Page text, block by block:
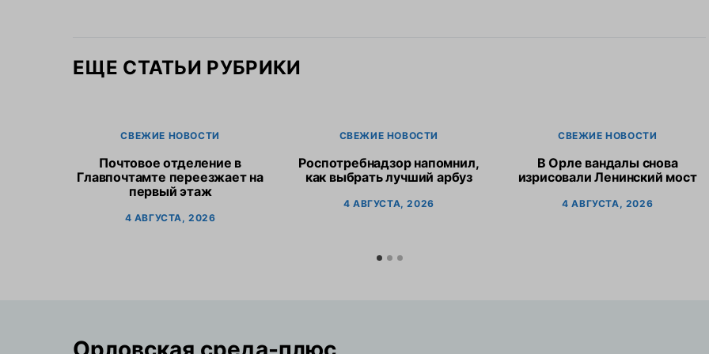
ЕЩЕ СТАТЬИ РУБРИКИ
СВЕЖИЕ НОВОСТИ
Почтовое отделение в
Главпочтамте переезжает на
первый этаж
4 АВГУСТА, 2026
СВЕЖИЕ НОВОСТИ
Роспотребнадзор напомнил,
как выбрать лучший арбуз
4 АВГУСТА, 2026
СВЕЖИЕ НОВОСТИ
В Орле вандалы снова
изрисовали Ленинский мост
4 АВГУСТА, 2026